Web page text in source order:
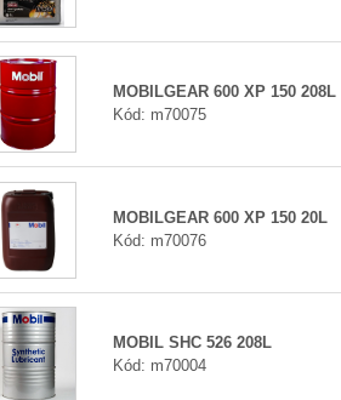
MOBILGEAR 600 XP 150 208L
Kód: m70075
MOBILGEAR 600 XP 150 20L
Kód: m70076
MOBIL SHC 526 208L
Kód: m70004